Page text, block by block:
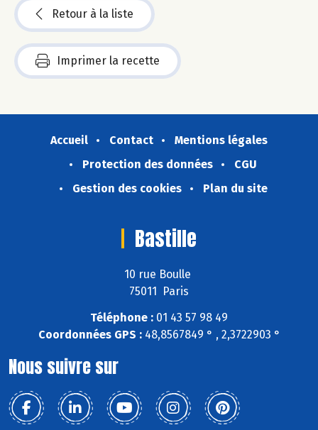
Retour à la liste
Imprimer la recette
Accueil Contact
Mentions légales
Protection des données
CGU
Gestion des cookies
Plan du site
Bastille
10 rue Boulle
75011 Paris
Téléphone : 01 43 57 98 49
Coordonnées GPS :48,8567849 ° , 2,3722903 °
Nous suivre sur